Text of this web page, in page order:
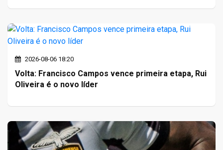
2026-08-06 18:20
Volta: Francisco Campos vence primeira etapa, Rui
Oliveira é o novo líder